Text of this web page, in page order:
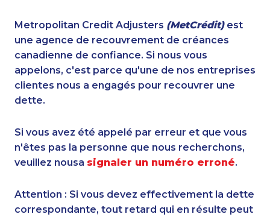
Metropolitan Credit Adjusters (MetCrédit)est
une agence de recouvrement de créances
canadienne de confiance. Si nous vous
appelons, c'est parce qu'une de nos entreprises
clientes nous a engagés pour recouvrer une
dette.
Si vous avez été appelé par erreur et que vous
n'êtes pas la personne que nous recherchons,
veuillez nousa signaler un numéro erroné.
Attention : Si vous devez effectivement la dette
correspondante, tout retard qui en résulte peut